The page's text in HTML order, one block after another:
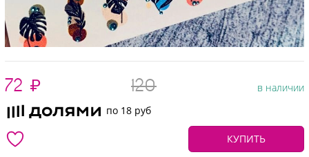
72 ₽ 120
в наличии
по 18 руб
КУПИТЬ